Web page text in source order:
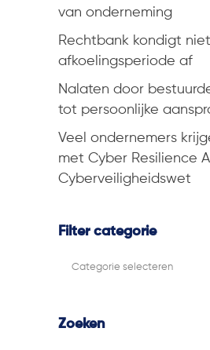
van onderneming
Rechtbank kondigt
afkoelingsperiode af
Nalaten door
tot persoonlijke
Veel ondernemers
met Cyber Resilience
Cyberveiligheidswet
Filter categorie
Filter
Zoeken